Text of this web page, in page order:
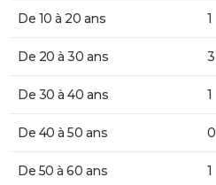
De 10 à 20 ans 1
De 20 à 30 ans 3
De 30 à 40 ans 1
De 40 à 50 ans 0
De 50 à 60 ans 1